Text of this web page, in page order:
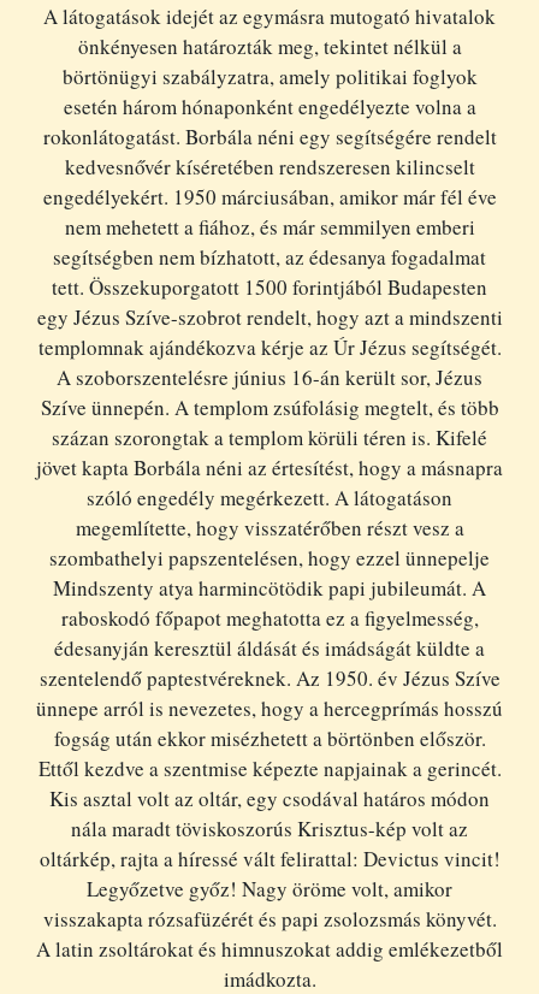
A látogatások idejét az egymásra mutogató hivatalok
önkényesen határozták meg, tekintet nélkül a
börtönügyi szabályzatra, amely politikai foglyok
esetén három hónaponként engedélyezte volna a
rokonlátogatást. Borbála néni egy segítségére rendelt
kedvesnővér kíséretében rendszeresen kilincselt
engedélyekért. 1950 márciusában, amikor már fél éve
nem mehetett a fiához, és már semmilyen emberi
segítségben nem bízhatott, az édesanya fogadalmat
tett. Összekuporgatott 1500 forintjából Budapesten
egy Jézus Szíve-szobrot rendelt, hogy azt a mindszenti
templomnak ajándékozva kérje az Úr Jézus segítségét.
A szoborszentelésre június 16-án került sor, Jézus
Szíve ünnepén. A templom zsúfolásig megtelt, és több
százan szorongtak a templom körüli téren is. Kifelé
jövet kapta Borbála néni az értesítést, hogy a másnapra
szóló engedély megérkezett. A látogatáson
megemlítette, hogy visszatérőben részt vesz a
szombathelyi papszentelésen, hogy ezzel ünnepelje
Mindszenty atya harmincötödik papi jubileumát. A
raboskodó főpapot meghatotta ez a figyelmesség,
édesanyján keresztül áldását és imádságát küldte a
szentelendő paptestvéreknek. Az 1950. év Jézus Szíve
ünnepe arról is nevezetes, hogy a hercegprímás hosszú
fogság után ekkor misézhetett a börtönben először.
Ettől kezdve a szentmise képezte napjainak a gerincét.
Kis asztal volt az oltár, egy csodával határos módon
nála maradt töviskoszorús Krisztus-kép volt az
oltárkép, rajta a híressé vált felirattal: Devictus vincit!
Legyőzetve győz! Nagy öröme volt, amikor
visszakapta rózsafüzérét és papi zsolozsmás könyvét.
A latin zsoltárokat és himnuszokat addig emlékezetből
imádkozta.